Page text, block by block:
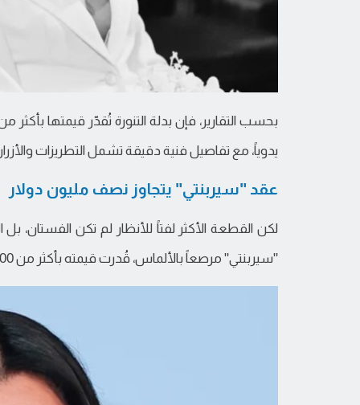
يدوياً، مع تفاصيل فنية دقيقة تشمل التطريزات
عقد "سيربنتي" يتجاوز نصف مليون دولار
"سيربنتي" مرصعاً بالألماس، قُدرت قيمته بأكثر من 500 ألف دولار، وفق "